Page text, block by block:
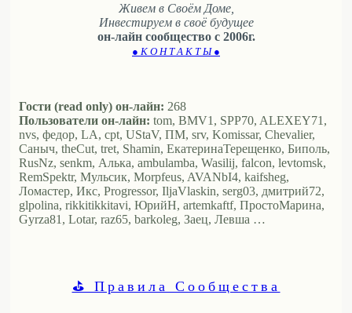
Живем в Своём Доме,
Инвестируем в своё будущее
он-лайн сообщество с 2006г.
● К О Н Т А К Т Ы ●
Гости (read only) он-лайн: 268
Пользователи он-лайн: tom, BMV1, SPP70, ALEXEY71,
nvs, федор, LA, cpt, UStaV, ПМ, srv, Komissar, Chevalier,
Саныч, theCut, tret, Shamin, ЕкатеринаТерещенко, Биполь,
RusNz, senkm, Алька, ambulamba, Wasilij, falcon, levtomsk,
RemSpektr, Мульсик, Morpfeus, AVANbI4, kaifsheg,
Ломастер, Икс, Progressor, IljaVlaskin, serg03, дмитрий72,
glpolina, rikkitikkitavi, ЮрийН, artemkaftf, ПростоМарина,
Gyrza81, Lotar, raz65, barkoleg, Заец, Левша …
⛳ Правила Сообщества